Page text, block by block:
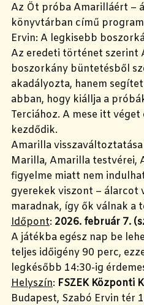
Az Öt próba Amarilláért –
könyvtárban című
Ervin: A legkisebb
Az eredeti történet szerint
boszorkány büntetésből
akadályozta, hanem
abban, hogy kiállja a
Terciához. A mese itt
kezdődik.
Amarilla visszaváltoztatása
Marilla, Amarilla testvérei,
figyelme miatt nem
gyerekek viszont – álarcot
maradnak, így ők válnak a
Időpont: 2026. február 7.
A játékba egész nap be
teljes időigény 90 perc,
legkésőbb 14:30-ig
Helyszín: FSZEK Központi
Budapest, Szabó Ervin tér